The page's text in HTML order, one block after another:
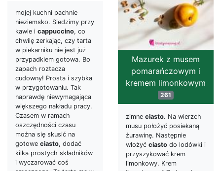
mojej kuchni pachnie
nieziemsko. Siedzimy przy
kawie i cappuccino, co
chwilę zerkając, czy tarta
w piekarniku nie jest już
przypadkiem gotowa. Bo
zapach roztacza
cudowny! Prosta i szybka
w przygotowaniu. Tak
naprawdę niewymagająca
większego nakładu pracy.
Czasem w ramach
oszczędności czasu
można się skusić na
gotowe ciasto, dodać
kilka prostych składników
i wyczarować coś
Mazurek z musem
pomarańczowym i
kremem limonkowym
261
zimne ciasto. Na wierzch
musu położyć posiekaną
żurawinę. Następnie
włożyć ciasto do lodówki i
przyszykować krem
limonkowy. Krem